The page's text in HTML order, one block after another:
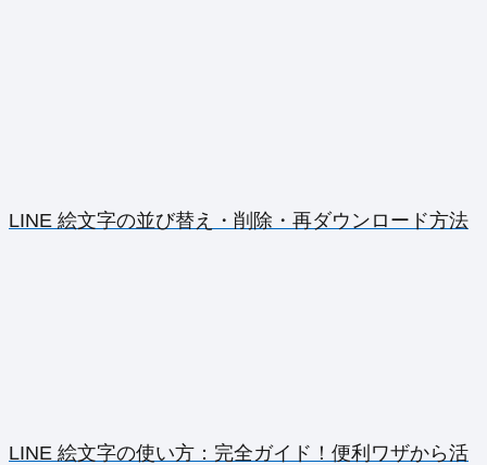
LINE 絵文字の並び替え・削除・再ダウンロード方法
LINE 絵文字の使い方：完全ガイド！便利ワザから活